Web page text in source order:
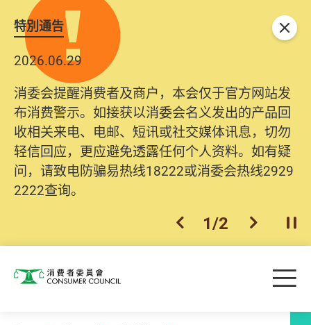
特別通告
2026.06.29
消委会提醒消费者及商户，本会仅于官方网站发
布消费警示。如接获以消委会名义发出的产品回
收相关来电、电邮、短讯或社交媒体讯息，切勿
轻信回应，更应避免透露任何个人资料。如有疑
问，请致电防骗易热线18222或消委会热线2929
2222查询。
上一个
1/2 下一个开
关闭
消费者委员会 目